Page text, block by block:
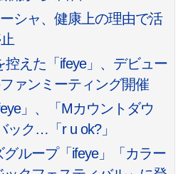
ーシャ、健康上の理由で活
控えた「ifeye」、デビュー
ァンミーティング開催
」、「Mカウントダウ
ック…「r u ok?」
ループ「ifeye」「カラー